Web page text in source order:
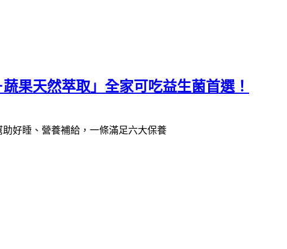
果天然萃取」全家可吃益生菌首選！
好睡、營養補給，一條滿足六大保養